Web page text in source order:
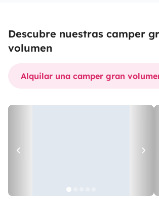
Descubre nuestras camper
volumen
Alquilar una camper gran